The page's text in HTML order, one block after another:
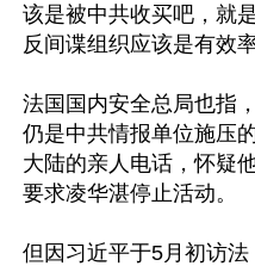
该是被中共收买吧，就
反间谍组织应该是有效
法国国内安全总局也指
仍是中共情报单位施压
大陆的亲人电话，怀疑
要求凌华湛停止活动。
但因习近平于5月初访